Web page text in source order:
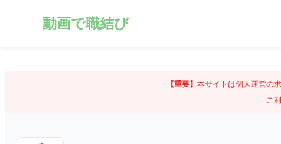
動画で職結び
【重要】 本サイトは個人運営の
ご